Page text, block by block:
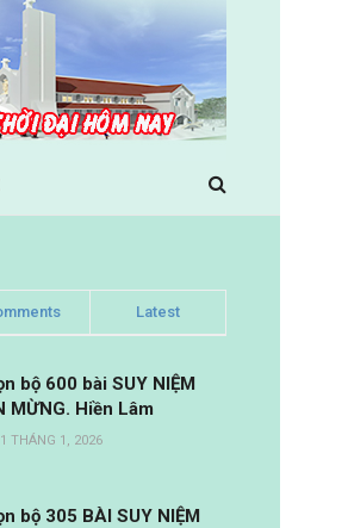
Latest
bộ 600 bài SUY NIỆM
MỪNG. Hiền Lâm
THÁNG 1, 2026
bộ 305 BÀI SUY NIỆM